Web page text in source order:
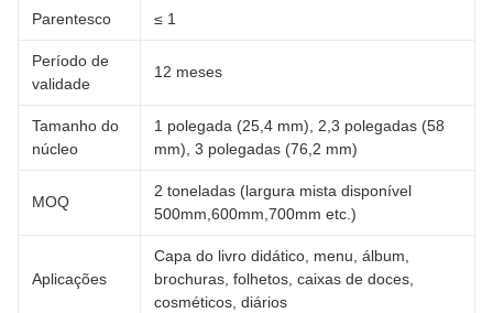
Parentesco ≤ 1
Período de
validade
12 meses
Tamanho do
núcleo
1 polegada (25,4 mm), 2,3 polegadas (58
mm), 3 polegadas (76,2 mm)
MOQ
2 toneladas (largura mista disponível
500mm,600mm,700mm etc.)
Aplicações
Capa do livro didático, menu, álbum,
brochuras, folhetos, caixas de doces,
cosméticos, diários